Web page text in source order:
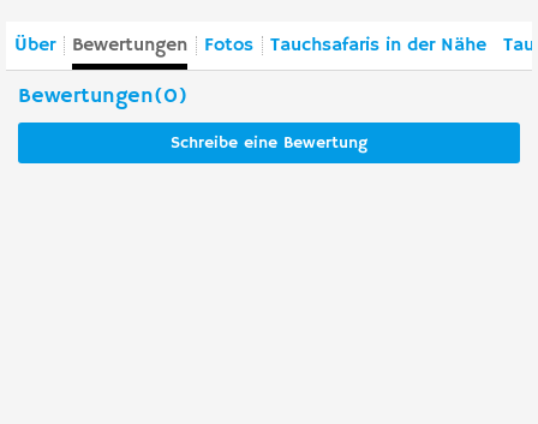
Über Bewertungen Fotos Tauchsafaris in der Nähe
Bewertungen(0)
Schreibe eine Bewertung